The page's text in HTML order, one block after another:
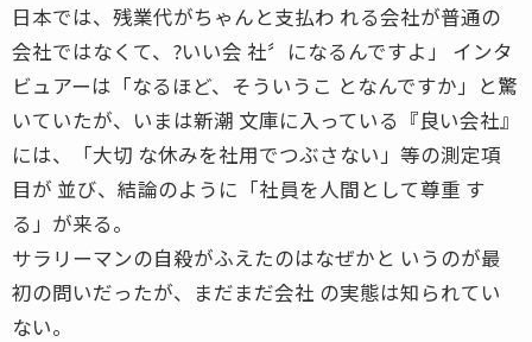
日本では、残業代がちゃんと支払わ れる会社が普通の
会社ではなくて、?いい会 社〞になるんですよ」 インタ
ビュアーは「なるほど、そういうこ となんですか」と驚
いていたが、いまは新潮 文庫に入っている『良い会社』
には、「大切 な休みを社用でつぶさない」等の測定項
目が 並び、結論のように「社員を人間として尊重 す
る」が来る。
サラリーマンの自殺がふえたのはなぜかと いうのが最
初の問いだったが、まだまだ会社 の実態は知られてい
ない。